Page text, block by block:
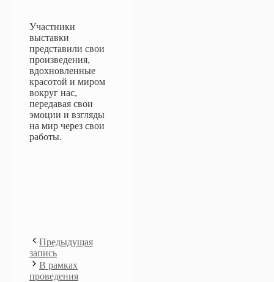
Участники
выставки
представили свои
произведения,
вдохновленные
красотой и миром
вокруг нас,
передавая свои
эмоции и взгляды
на мир через свои
работы.
Предыдущая
запись
В рамках
проведения